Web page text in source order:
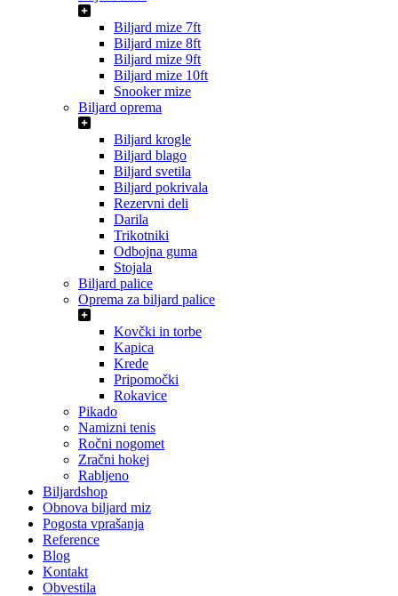
Biljard mize 7ft
Biljard mize 8ft
Biljard mize 9ft
Biljard mize 10ft
Snooker mize
Biljard oprema
Biljard krogle
Biljard blago
Biljard svetila
Biljard pokrivala
Rezervni deli
Darila
Trikotniki
Odbojna guma
Stojala
Biljard palice
Oprema za biljard palice
Kovčki in torbe
Kapica
Krede
Pripomočki
Rokavice
Pikado
Namizni tenis
Ročni nogomet
Zračni hokej
Rabljeno
Biljardshop
Obnova biljard miz
Pogosta vprašanja
Reference
Blog
Kontakt
Obvestila